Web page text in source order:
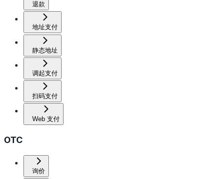
退款
地址支付
静态地址
调起支付
扫码支付
Web 支付
OTC
询价